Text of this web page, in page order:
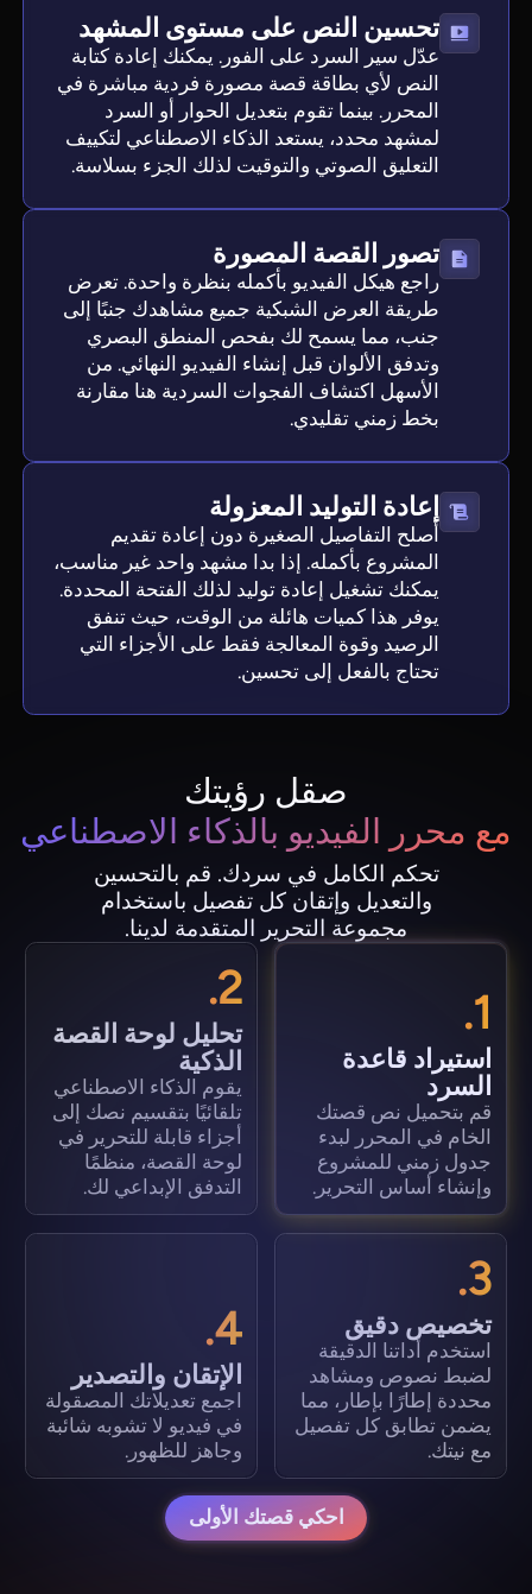
تحسين النص على مستوى المشهد
عدّل سير السرد على الفور. يمكنك إعادة كتابة
النص لأي بطاقة قصة مصورة فردية مباشرة في
المحرر. بينما تقوم بتعديل الحوار أو السرد
لمشهد محدد، يستعد الذكاء الاصطناعي لتكييف
التعليق الصوتي والتوقيت لذلك الجزء بسلاسة.
تصور القصة المصورة
راجع هيكل الفيديو بأكمله بنظرة واحدة. تعرض
طريقة العرض الشبكية جميع مشاهدك جنبًا إلى
جنب، مما يسمح لك بفحص المنطق البصري
وتدفق الألوان قبل إنشاء الفيديو النهائي. من
الأسهل اكتشاف الفجوات السردية هنا مقارنة
بخط زمني تقليدي.
إعادة التوليد المعزولة
أصلح التفاصيل الصغيرة دون إعادة تقديم
المشروع بأكمله. إذا بدا مشهد واحد غير مناسب،
يمكنك تشغيل إعادة توليد لذلك الفتحة المحددة.
يوفر هذا كميات هائلة من الوقت، حيث تنفق
الرصيد وقوة المعالجة فقط على الأجزاء التي
تحتاج بالفعل إلى تحسين.
صقل رؤيتك
مع محرر الفيديو بالذكاء الاصطناعي
تحكم الكامل في سردك. قم بالتحسين
والتعديل وإتقان كل تفصيل باستخدام
مجموعة التحرير المتقدمة لدينا.
1.
استيراد قاعدة
السرد
قم بتحميل نص قصتك
الخام في المحرر لبدء
جدول زمني للمشروع
وإنشاء أساس التحرير.
2.
تحليل لوحة القصة
الذكية
يقوم الذكاء الاصطناعي
تلقائيًا بتقسيم نصك إلى
أجزاء قابلة للتحرير في
لوحة القصة، منظمًا
التدفق الإبداعي لك.
3.
تخصيص دقيق
استخدم أداتنا الدقيقة
لضبط نصوص ومشاهد
محددة إطارًا بإطار، مما
يضمن تطابق كل تفصيل
مع نيتك.
4.
الإتقان والتصدير
اجمع تعديلاتك المصقولة
في فيديو لا تشوبه شائبة
وجاهز للظهور.
احكي قصتك الأولى